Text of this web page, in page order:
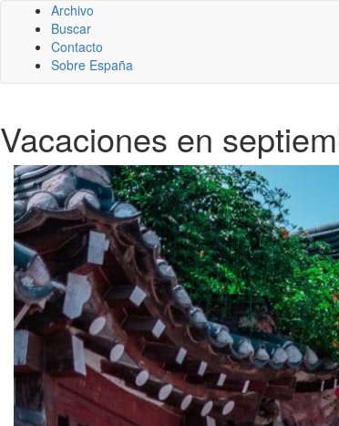
Archivo
Buscar
Contacto
Sobre España
Vacaciones en